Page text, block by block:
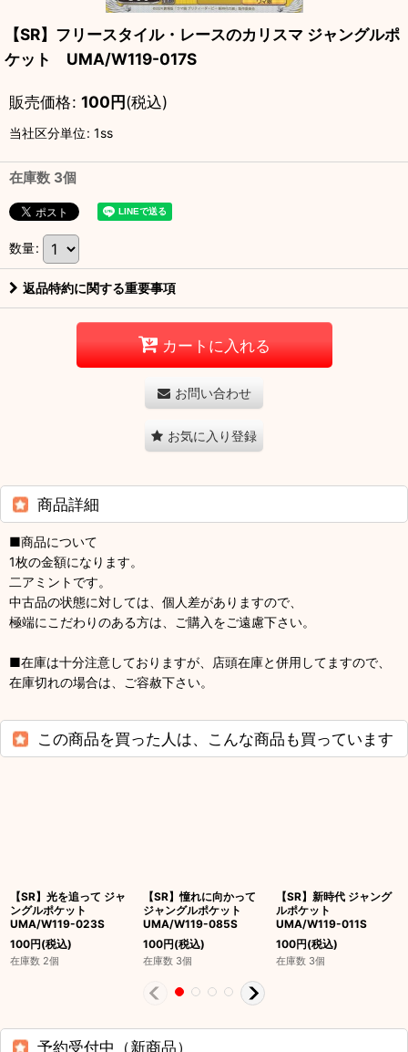
【SR】フリースタイル・レースのカリスマ ジャングルポ
ケット UMA/W119-017S
販売価格: 100円(税込)
当社区分単位: 1ss
在庫数 3個
数量:
返品特約に関する重要事項
カートに入れる
お問い合わせ
お気に入り登録
商品詳細
■商品について
1枚の金額になります。
二アミントです。
中古品の状態に対しては、個人差がありますので、
極端にこだわりのある方は、ご購入をご遠慮下さい。
■在庫は十分注意しておりますが、店頭在庫と併用してますので、
在庫切れの場合は、ご容赦下さい。
この商品を買った人は、こんな商品も買っています
【SR】光を追って ジャ
ングルポケット
UMA/W119-023S
100円(税込)
在庫数 2個
【SR】憧れに向かって
ジャングルポケット
UMA/W119-085S
100円(税込)
在庫数 3個
【SR】新時代 ジャング
ルポケット
UMA/W119-011S
100円(税込)
在庫数 3個
予約受付中（新商品）